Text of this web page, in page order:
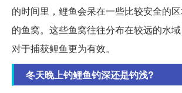
的时间里，鲤鱼会呆在一些比较安全的
的鱼窝。这些鱼窝往往分布在较远的水
对于捕获鲤鱼更为有效。
冬天晚上钓鲤鱼钓深还是钓浅?